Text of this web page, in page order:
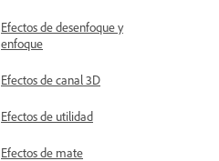
Efectos de desenfoque y
enfoque
Efectos de canal 3D
Efectos de utilidad
Efectos de mate